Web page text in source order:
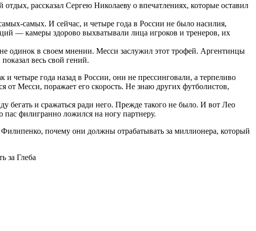
рассказал Сергею Николаеву о впечатлениях, которые оставил
самых. И сейчас, и четыре года в России не было насилия,
— камеры здорово выхватывали лица игроков и тренеров, их
одинок в своем мнении. Месси заслужил этот трофей. Аргентинцы
весь свой гений.
года назад в России, они не прессинговали, а терпеливо
Месси, поражает его скорость. Не знаю других футболистов,
бегать и сражаться ради него. Прежде такого не было. И вот Лео
пас филигранно ложился на ногу партнеру.
почему они должны отрабатывать за миллионера, который